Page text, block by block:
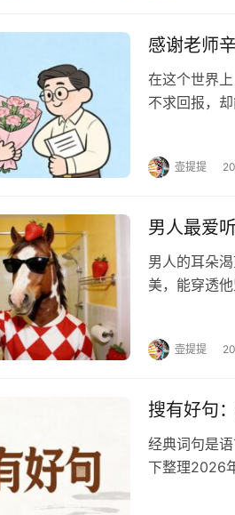
感谢老师
在这个世界
不求回报，
壶提提
男人最爱
男人的耳朵
美，能穿透
壶提提
搜有好句
经典词句是
下整理2026